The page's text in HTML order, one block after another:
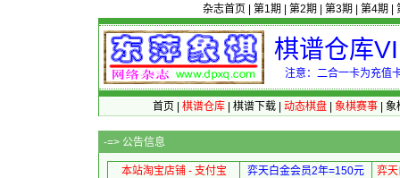
杂志首页 第1期 第2期 第3期 第4期
棋谱仓库
注意：二合一卡为充值
首页 棋谱仓库| 棋谱下载| 动态棋盘| 象棋赛事| 象
-=> 公告信息
本站淘宝店铺 - 支付宝 弈天白金会员2年=150元
弈